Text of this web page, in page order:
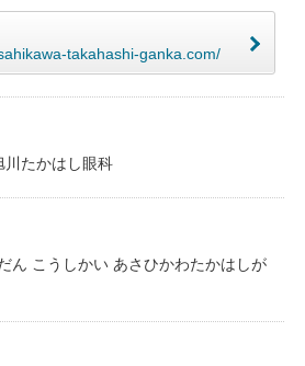
takahashi-ganka.com/
川たかはし眼科
ん こうしかい あさひかわたかはしが